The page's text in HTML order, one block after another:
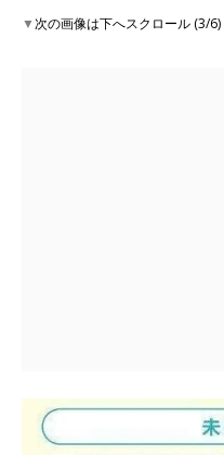
▼次の画像は下へスクロール (3/6)